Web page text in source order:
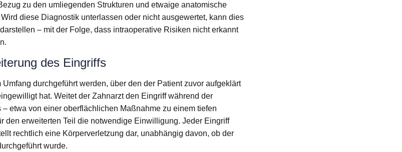
zu den umliegenden Strukturen und etwaige anatomische
diese Diagnostik unterlassen oder nicht ausgewertet, kann dies
– mit der Folge, dass intraoperative Risiken nicht erkannt
des Eingriffs
durchgeführt werden, über den der Patient zuvor aufgeklärt
hat. Weitet der Zahnarzt den Eingriff während der
etwa von einer oberflächlichen Maßnahme zu einem tiefen
den erweiterten Teil die notwendige Einwilligung. Jeder Eingriff
rechtlich eine Körperverletzung dar, unabhängig davon, ob der
wurde.